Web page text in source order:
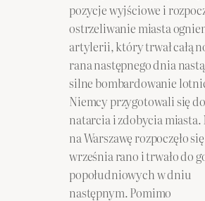
pozycje wyjściowe i
ostrzeliwanie miasta
artylerii, który trwał całą
rana następnego dnia
silne bombardowanie
Niemcy przygotowali się do
natarcia i zdobycia miasta.
na Warszawę rozpoczęło
września rano i trwało do
popołudniowych w dniu
następnym. Pomimo